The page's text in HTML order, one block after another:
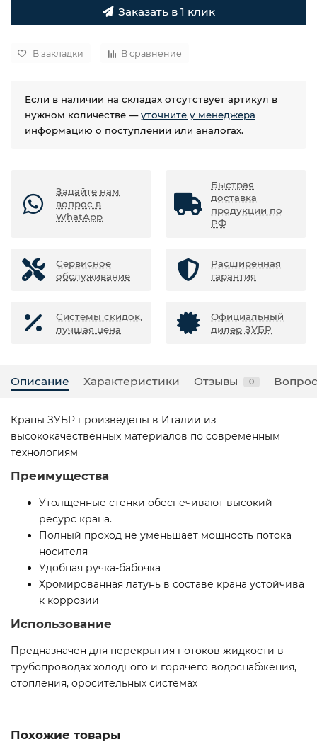
Заказать в 1 клик
В закладки В сравнение
Если в наличии на складах отсутствует артикул в
нужном количестве —уточните у менеджера
информацию о поступлении или аналогах.
Задайте нам
вопрос в
WhatApp
Быстрая
доставка
продукции по
РФ
Сервисное
обслуживание
Расширенная
гарантия
Системы скидок,
лучшая цена
Официальный
дилер ЗУБР
Описание Характеристики Отзывы 0
Краны ЗУБР произведены в Италии из
высококачественных материалов по современным
технологиям
Преимущества
Утолщенные стенки обеспечивают высокий
ресурс крана.
Полный проход не уменьшает мощность потока
носителя
Удобная ручка-бабочка
Хромированная латунь в составе крана устойчива
к коррозии
Использование
Предназначен для перекрытия потоков жидкости в
трубопроводах холодного и горячего водоснабжения,
отопления, оросительных системах
Похожие товары